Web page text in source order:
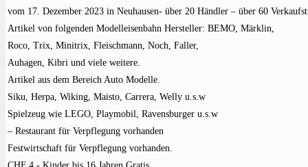
vom 17. Dezember 2023 in Neuhausen- über 20 Händler – über 60
Artikel von folgenden Modelleisenbahn Hersteller: BEMO, Märklin,
Roco, Trix, Minitrix, Fleischmann, Noch, Faller,
Auhagen, Kibri und viele weitere.
Artikel aus dem Bereich Auto Modelle.
Siku, Herpa, Wiking, Maisto, Carrera, Welly u.s.w
Spielzeug wie LEGO, Playmobil, Ravensburger u.s.w
– Restaurant für Verpflegung vorhanden
Festwirtschaft für Verpflegung vorhanden.